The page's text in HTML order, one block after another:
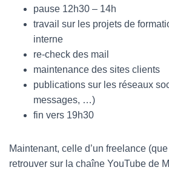
pause 12h30 – 14h
travail sur les projets de
interne
re-check des mail
maintenance des sites clients
publications sur les réseaux
messages, …)
fin vers 19h30
Maintenant, celle d’un freelance
retrouver sur la chaîne YouTube de